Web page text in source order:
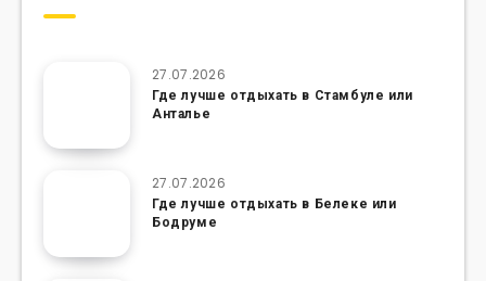
27.07.2026
Где лучше отдыхать в Стамбуле или
Анталье
27.07.2026
Где лучше отдыхать в Белеке или
Бодруме